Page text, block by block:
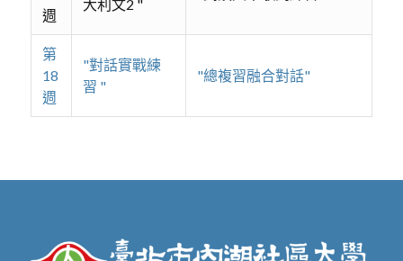
週
大利文2 "
第
18
週
"對話實戰練
習 "
"總複習融合對話"